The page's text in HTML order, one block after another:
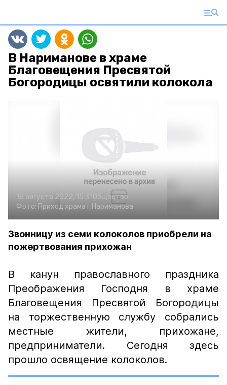
В Нариманове в храме
Благовещения Пресвятой
Богородицы освятили колокола
18 августа 2022, 15:31 Общество
Фото: Приход храма г.Нариманова
Звонницу из семи колоколов приобрели на
пожертвования прихожан
В канун православного праздника
Преображения Господня в храме
Благовещения Пресвятой Богородицы
на торжественную службу собрались
местные жители, прихожане,
предприниматели. Сегодня здесь
прошло освящение колоколов.